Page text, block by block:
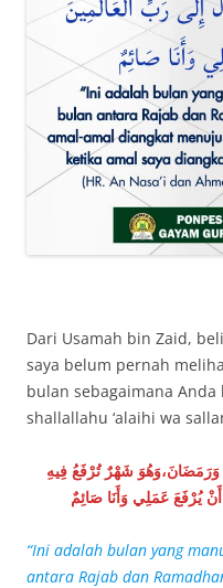
Dari Usamah bin Zaid,
saya belum pernah
bulan sebagaimana Anda
shallallahu ‘alaihi wa
شَهْرٌ تُرْفَعُ فِيهِ
يُرْفَعَ عَمَلِي وَأَنَا صَائِمٌ
“Ini adalah bulan yang
antara Rajab dan